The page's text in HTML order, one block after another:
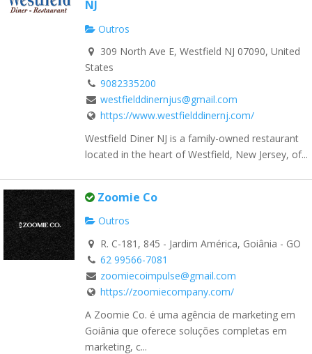
NJ
Outros
309 North Ave E, Westfield NJ 07090, United
States
9082335200
westfielddinernjus@gmail.com
https://www.westfielddinernj.com/
Westfield Diner NJ is a family-owned restaurant
located in the heart of Westfield, New Jersey, of...
Zoomie Co
Outros
R. C-181, 845 - Jardim América, Goiânia - GO
62 99566-7081
zoomiecoimpulse@gmail.com
https://zoomiecompany.com/
A Zoomie Co. é uma agência de marketing em
Goiânia que oferece soluções completas em
marketing, c...